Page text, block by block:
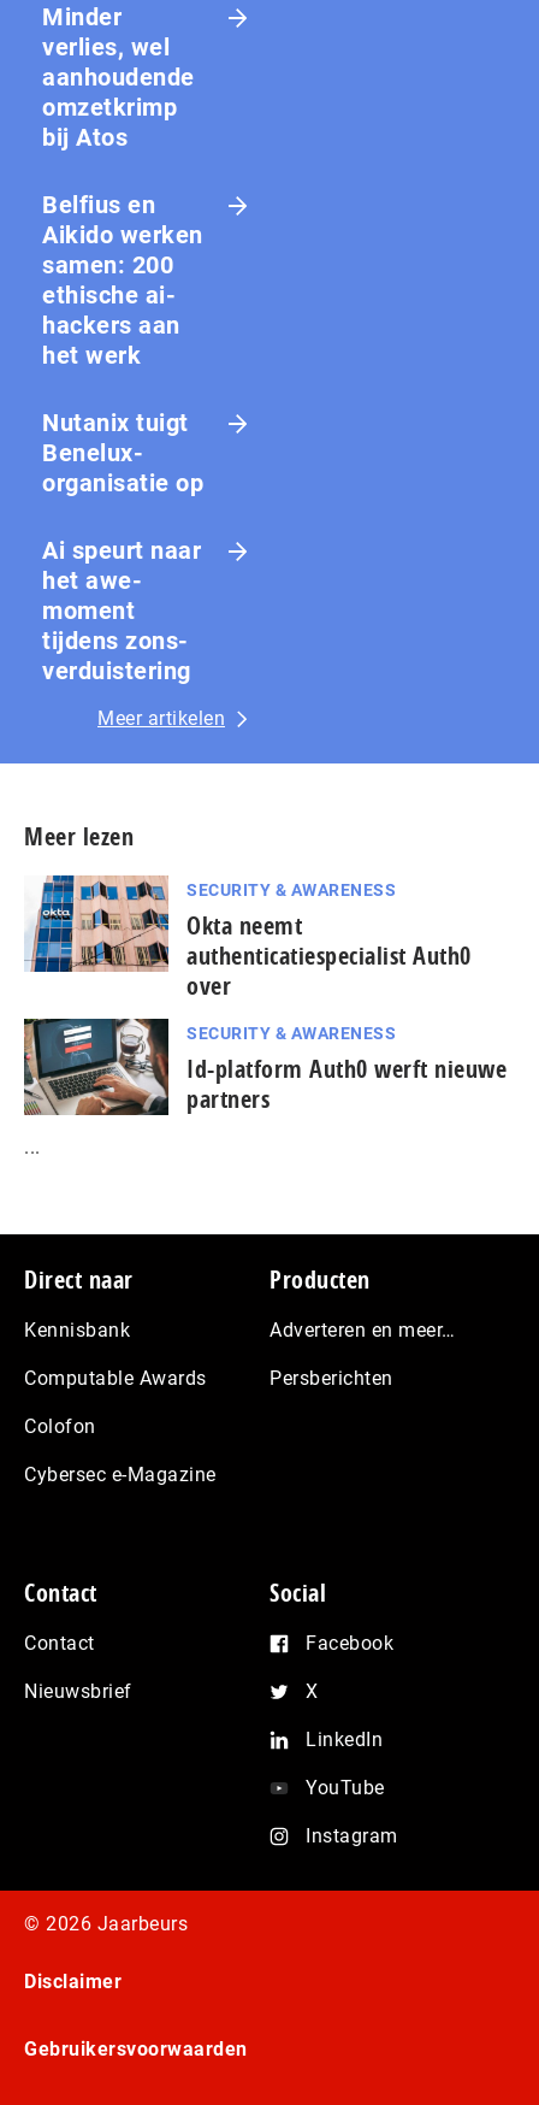
Minder
verlies, wel
aanhoudende
omzetkrimp
bij Atos
Belfius en
Aikido werken
samen: 200
ethische ai-
hackers aan
het werk
Nutanix tuigt
Benelux-
organisatie op
Ai speurt naar
het awe-
moment
tijdens zons­
ver­duis­te­ring
Meer artikelen
Meer lezen
SECURITY & AWARENESS
Okta neemt
authenticatiespecialist Auth0
over
SECURITY & AWARENESS
Id-platform Auth0 werft nieuwe
partners
...
Footer
Direct naar
Kennisbank
Computable Awards
Colofon
Cybersec e-Magazine
Producten
Adverteren en meer…
Persberichten
Contact
Contact
Nieuwsbrief
Social
Facebook
X
LinkedIn
YouTube
Instagram
© 2026 Jaarbeurs
Disclaimer
Gebruikersvoorwaarden